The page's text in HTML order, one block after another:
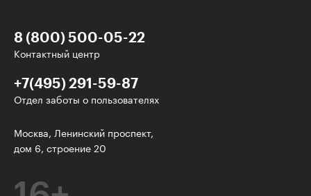
8 (800) 500-05-22
Контактный центр
+7(495) 291-59-87
Отдел заботы о пользователях
Москва, Ленинский проспект,
дом 6, строение 20
У нас есть классные рассылки!
Электронная почта